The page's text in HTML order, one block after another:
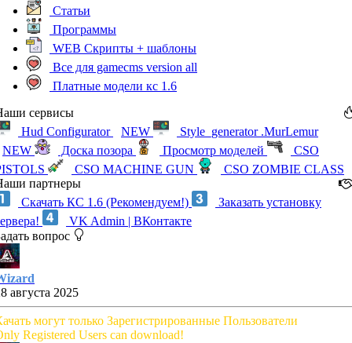
Статьи
Программы
WEB Скрипты + шаблоны
Все для gamecms version all
Платные модели кс 1.6
сервисы
Hud Configurator
NEW
Style_generator .MurLemur
NEW
Доска позора Просмотр моделей
CSO
CSO MACHINE GUN
CSO ZOMBIE CLASS
партнеры
Скачать КС 1.6 (Рекомендуем!)
Заказать установку
VK Admin | ВКонтакте
вопрос
августа 2025
могут только Зарегистрированные Пользователи
Registered Users can download!